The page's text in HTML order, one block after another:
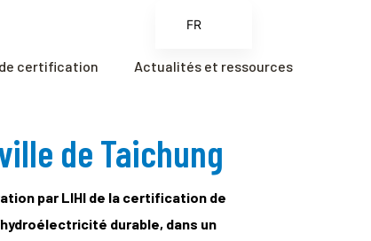
certification Actualités et ressources
de Taichung
par LIHI de la certification de
durable, dans un
FR